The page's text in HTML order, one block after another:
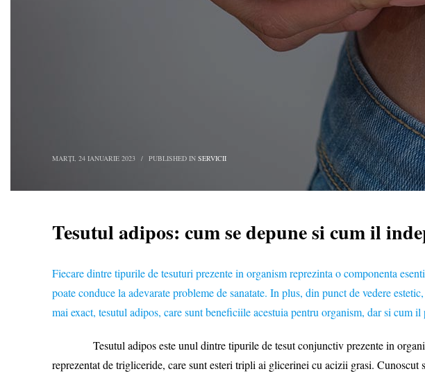
MARȚI, 24 IANUARIE 2023 / PUBLISHED IN SERVICII
Tesutul adipos: cum se depune si cum il
Fiecare dintre tipurile de tesuturi prezente in organism reprezinta o componenta
poate conduce la adevarate probleme de sanatate. In plus, din punct de vedere
mai exact, tesutul adipos, care sunt beneficiile acestuia pentru organism, dar si cum
Tesutul adipos este unul dintre tipurile de tesut conjunctiv prezente in
reprezentat de trigliceride, care sunt esteri tripli ai glicerinei cu acizii grasi. Cunoscut